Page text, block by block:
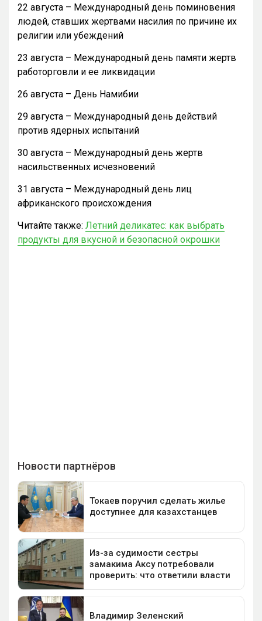
22 августа – Международный день поминовения
людей, ставших жертвами насилия по причине их
религии или убеждений
23 августа – Международный день памяти жертв
работорговли и ее ликвидации
26 августа – День Намибии
29 августа – Международный день действий
против ядерных испытаний
30 августа – Международный день жертв
насильственных исчезновений
31 августа – Международный день лиц
африканского происхождения
Читайте также: Летний деликатес: как выбрать
продукты для вкусной и безопасной окрошки